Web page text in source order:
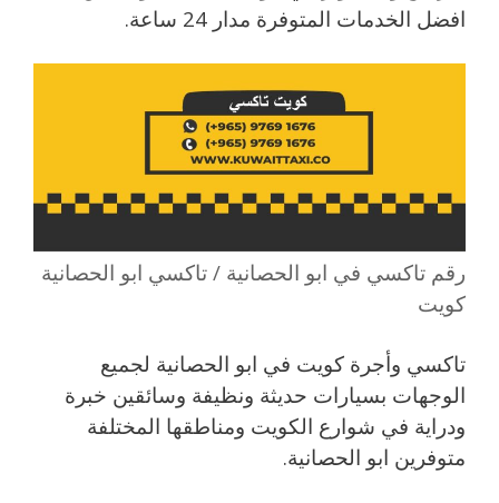
افضل الخدمات المتوفرة مدار 24 ساعة.
رقم تاكسي في ابو الحصانية / تاكسي ابو الحصانية
كويت
تاكسي وأجرة كويت في ابو الحصانية لجميع
الوجهات بسيارات حديثة ونظيفة وسائقين خبرة
ودراية في شوارع الكويت ومناطقها المختلفة
متوفرين ابو الحصانية.